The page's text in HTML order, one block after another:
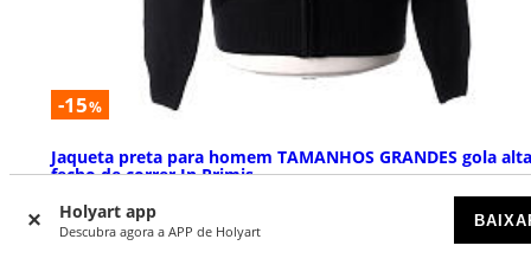
Holyart app
Descubra agora a APP de Holyart
-15%
Jaqueta preta para homem TAMANHOS GRANDES gola
fecho de correr In Primis
DISPONÍVEL